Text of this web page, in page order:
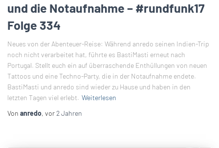
und die Notaufnahme – #rundfunk17
Folge 334
Neues von der Abenteuer-Reise: Während anredo seinen Indien-Trip
noch nicht verarbeitet hat, führte es BastiMasti erneut nach
Portugal. Stellt euch ein auf überraschende Enthüllungen von neuen
Tattoos und eine Techno-Party, die in der Notaufnahme endete.
BastiMasti und anredo sind wieder zu Hause und haben in den
letzten Tagen viel erlebt. Weiterlesen
Von anredo, vor 2 Jahren